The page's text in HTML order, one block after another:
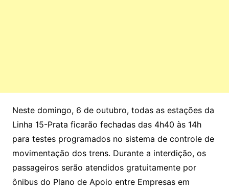
Neste domingo, 6 de outubro, todas as estações da
Linha 15-Prata ficarão fechadas das 4h40 às 14h
para testes programados no sistema de controle de
movimentação dos trens. Durante a interdição, os
passageiros serão atendidos gratuitamente por
ônibus do Plano de Apoio entre Empresas em